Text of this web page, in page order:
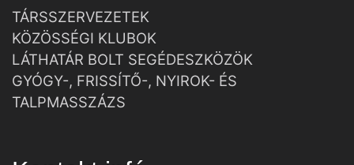
TÁRSSZERVEZETEK
KÖZÖSSÉGI KLUBOK
LÁTHATÁR BOLT SEGÉDESZKÖZÖK
GYÓGY-, FRISSÍTŐ-, NYIROK- ÉS
TALPMASSZÁZS